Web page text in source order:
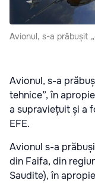
Avionul, s-a prăbușit
Avionul, s-a
tehnice”, în
a supraviețuit și a
EFE.
Avionul s-a
din Faifa, din
Saudite), în